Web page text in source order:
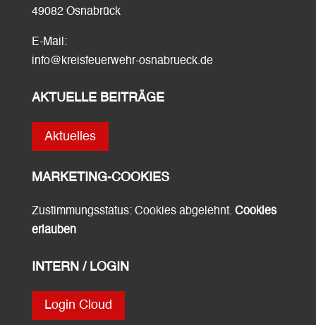
49082 Osnabrück
E-Mail:
info@kreisfeuerwehr-osnabrueck.de
AKTUELLE BEITRÄGE
Aktuelles
MARKETING-COOKIES
Zustimmungsstatus: Cookies abgelehnt. Cookies
erlauben
INTERN / LOGIN
Login Cloud